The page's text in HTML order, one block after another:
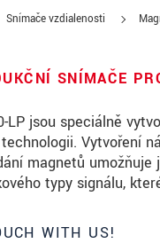
Snímače vzdialenosti
SNÍMAČE
LP jsou speciálně
Vytvoření
magnetů
typy signálu,
WITH US!
*